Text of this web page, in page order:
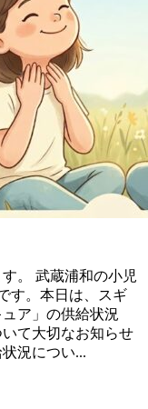
。 武蔵浦和の小児
す。本日は、スギ
ア」の供給状況
て大切なお知らせ
況につい...